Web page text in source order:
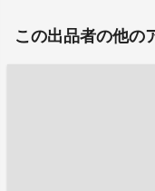
この出品者の他の